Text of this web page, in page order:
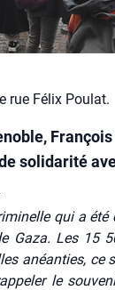
rue Félix Poulat.
solidarité
qui a été
Gaza. Les 15
anéan­ties, ce
le